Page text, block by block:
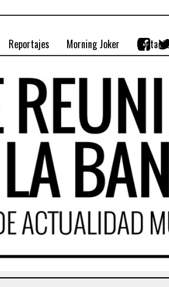
Reportajes Morning Joker